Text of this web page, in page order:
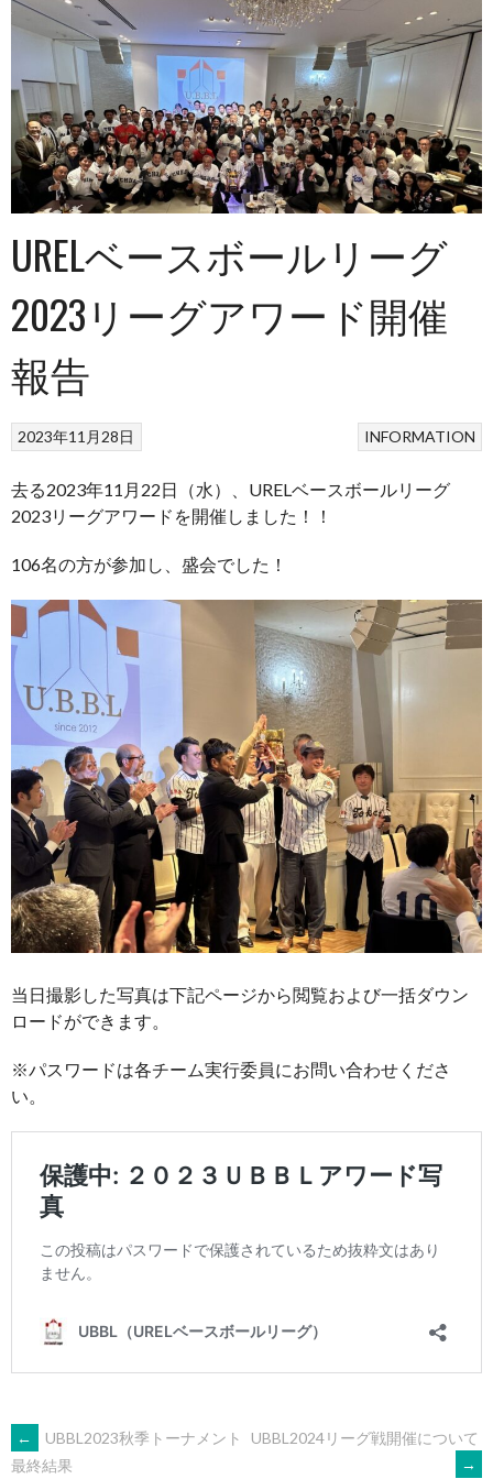
URELベースボールリーグ
2023リーグアワード開催
報告
INFORMATION
2023年11月28日
去る2023年11月22日（水）、URELベースボールリーグ
2023リーグアワードを開催しました！！
106名の方が参加し、盛会でした！
当日撮影した写真は下記ページから閲覧および一括ダウン
ロードができます。
※パスワードは各チーム実行委員にお問い合わせくださ
い。
POST
←
UBBL2023秋季トーナメント
最終結果
UBBL2024リーグ戦開催について
→